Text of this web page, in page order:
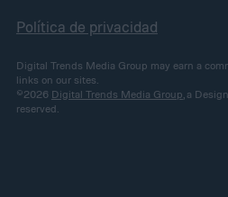
Política de privacidad
Digital Trends Media Group may earn a
links on our sites.
©2026 Digital Trends Media Group, a
reserved.